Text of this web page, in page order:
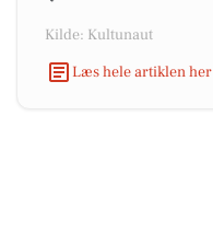
Kilde: Kultunaut
Læs hele artiklen her